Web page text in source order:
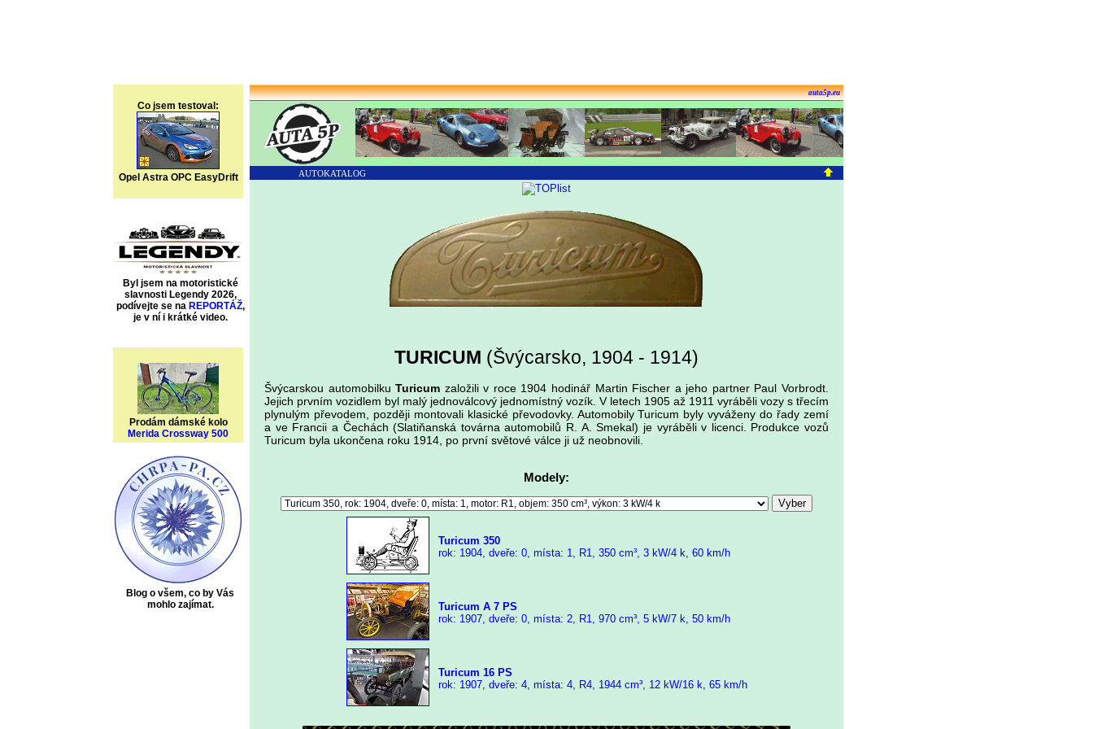
Co jsem testoval:
Opel Astra OPC EasyDrift
Byl jsem na motoristické
slavnosti Legendy 2026,
podívejte se na REPORTÁŽ,
je v ní i krátké video.
Prodám dámské kolo
Merida Crossway 500
Blog o všem, co by Vás
mohlo zajímat.
auta5p.eu
AUTOKATALOG
TURICUM (Švýcarsko, 1904 - 1914)
Švýcarskou automobilkuTuricum založili v roce 1904 hodinář Martin Fischer a jeho partner Paul Vorbrodt.
Jejich prvním vozidlem byl malý jednoválcový jednomístný vozík. V letech 1905 až 1911 vyráběli vozy s třecím
plynulým převodem, později montovali klasické převodovky. Automobily Turicum byly vyváženy do řady zemí
a ve Francii a Čechách (Slatiňanská továrna automobilů R. A. Smekal) je vyráběli v licenci. Produkce vozů
Turicum byla ukončena roku 1914, po první světové válce ji už neobnovili.
Modely:
Turicum 350
rok: 1904, dveře: 0, místa: 1, R1, 350 cm³, 3 kW/4 k, 60 km/h
Turicum A 7 PS
rok: 1907, dveře: 0, místa: 2, R1, 970 cm³, 5 kW/7 k, 50 km/h
Turicum 16 PS
rok: 1907, dveře: 4, místa: 4, R4, 1944 cm³, 12 kW/16 k, 65 km/h